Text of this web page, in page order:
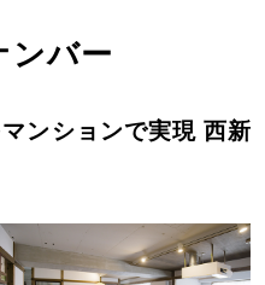
ンバー
ンションで実現 西新